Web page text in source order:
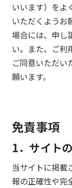
いいます）をよ
いただくようお
場合には、申し
い。また、ご利
ご同意いただい
願います。
免責事項
1．サイト
当サイトに掲載
報の正確性や完